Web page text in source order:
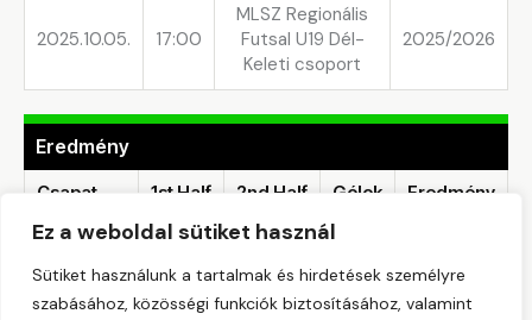
Ez a weboldal sütiket használ
Sütiket használunk a tartalmak és hirdetések személyre
szabásához, közösségi funkciók biztosításához, valamint
2025.10.05. 17:00
MLSZ Regionális
Futsal U19 Dél-
Keleti csoport
2025/2026
Eredmény
Csapat 1st Half 2nd Half Gólok Eredmény
GROSICS
AKADÉMIA
— 5 Győzelem